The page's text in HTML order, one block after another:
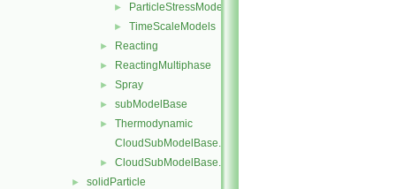
► ParticleStressModels
► TimeScaleModels
► Reacting
► ReactingMultiphase
► Spray
► subModelBase
►
Thermodynamic
CloudSubModelBase.C
► CloudSubModelBase.H
► solidParticle